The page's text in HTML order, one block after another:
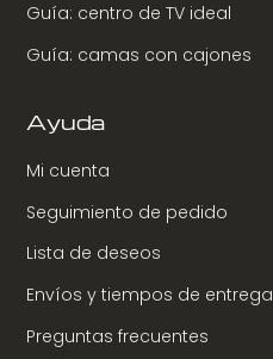
Guía: centro de TV ideal
Guía: camas con cajones
Ayuda
Mi cuenta
Seguimiento de pedido
Lista de deseos
Envíos y tiempos de entrega
Preguntas frecuentes